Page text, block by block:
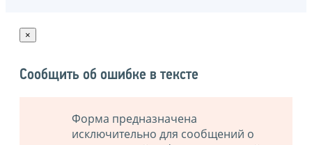
×
Сообщить об ошибке в тексте
Форма предназначена
исключительно для сообщений о